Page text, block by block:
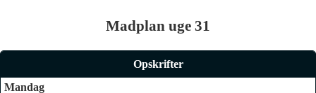
Madplan uge 31
Opskrifter
Mandag